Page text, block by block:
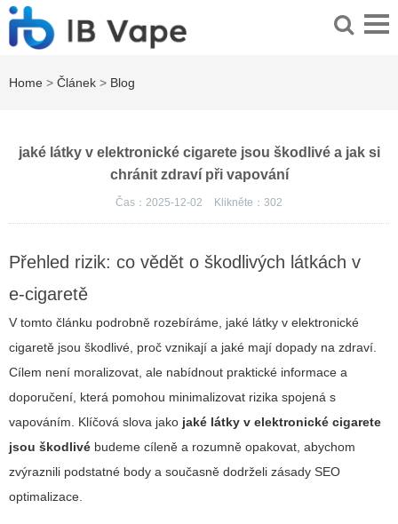
Home > Článek > Blog
jaké látky v elektronické cigarete jsou škodlivé a jak si
chránit zdraví při vapování
Čas：2025-12-02 Klikněte： 302
Přehled rizik: co vědět o škodlivých látkách v
e‑cigaretě
V tomto článku podrobně rozebíráme, jaké látky v elektronické
cigaretě jsou škodlivé, proč vznikají a jaké mají dopady na zdraví.
Cílem není moralizovat, ale nabídnout praktické informace a
doporučení, která pomohou minimalizovat rizika spojená s
vapováním. Klíčová slova jako jaké látky v elektronické cigarete
jsou škodlivé budeme cíleně a rozumně opakovat, abychom
zvýraznili podstatné body a současně dodrželi zásady SEO
optimalizace.